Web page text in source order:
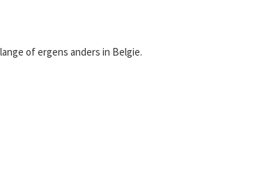
of ergens anders in Belgie.